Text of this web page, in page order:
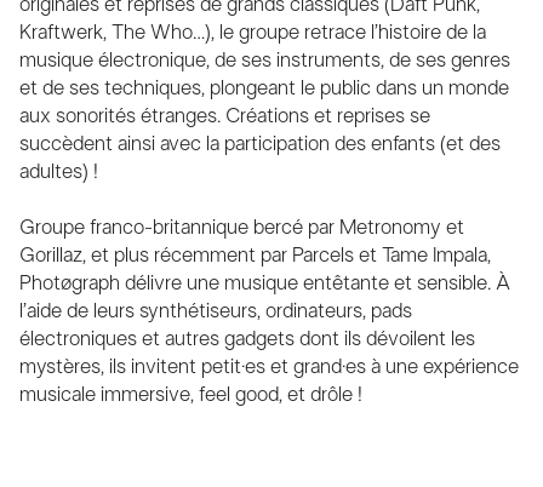
originales et reprises de grands classiques (Daft Punk,
Kraftwerk, The Who…), le groupe retrace l’histoire de la
musique électronique, de ses instruments, de ses genres
et de ses techniques, plongeant le public dans un monde
aux sonorités étranges. Créations et reprises se
succèdent ainsi avec la participation des enfants (et des
adultes) !
Groupe franco-britannique bercé par Metronomy et
Gorillaz, et plus récemment par Parcels et Tame Impala,
Photøgraph délivre une musique entêtante et sensible. À
l’aide de leurs synthétiseurs, ordinateurs, pads
électroniques et autres gadgets dont ils dévoilent les
mystères, ils invitent petit·es et grand·es à une expérience
musicale immersive, feel good, et drôle !